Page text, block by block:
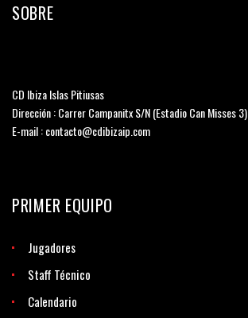
SOBRE
CD Ibiza Islas Pitiusas
Dirección : Carrer Campanitx S/N (Estadio Can Misses 3)
E-mail : contacto@cdibizaip.com
PRIMER EQUIPO
Jugadores
Staff Técnico
Calendario